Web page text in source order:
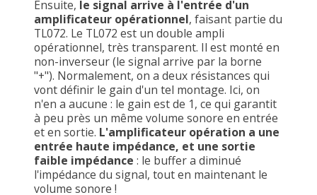
Ensuite, le signal arrive à l'entrée d'un
amplificateur opérationnel, faisant partie du
TL072. Le TL072 est un double ampli
opérationnel, très transparent. Il est monté en
non-inverseur (le signal arrive par la borne
"+"). Normalement, on a deux résistances qui
vont définir le gain d'un tel montage. Ici, on
n'en a aucune : le gain est de 1, ce qui garantit
à peu près un même volume sonore en entrée
et en sortie. L'amplificateur opération a une
entrée haute impédance, et une sortie
faible impédance : le buffer a diminué
l'impédance du signal, tout en maintenant le
volume sonore !